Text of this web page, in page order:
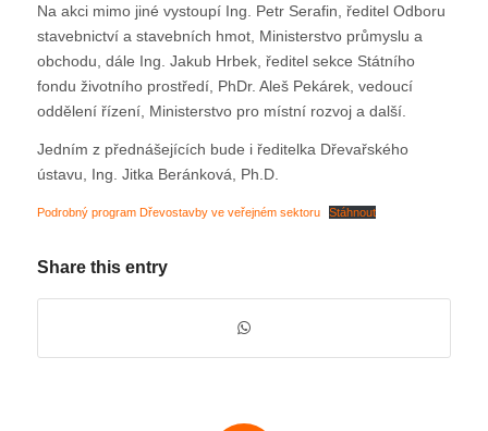
Na akci mimo jiné vystoupí Ing. Petr Serafin, ředitel Odboru
stavebnictví a stavebních hmot, Ministerstvo průmyslu a
obchodu, dále Ing. Jakub Hrbek, ředitel sekce Státního
fondu životního prostředí, PhDr. Aleš Pekárek, vedoucí
oddělení řízení, Ministerstvo pro místní rozvoj a další.
Jedním z přednášejících bude i ředitelka Dřevařského
ústavu, Ing. Jitka Beránková, Ph.D.
Podrobný program Dřevostavby ve veřejném sektoru Stáhnout
Share this entry